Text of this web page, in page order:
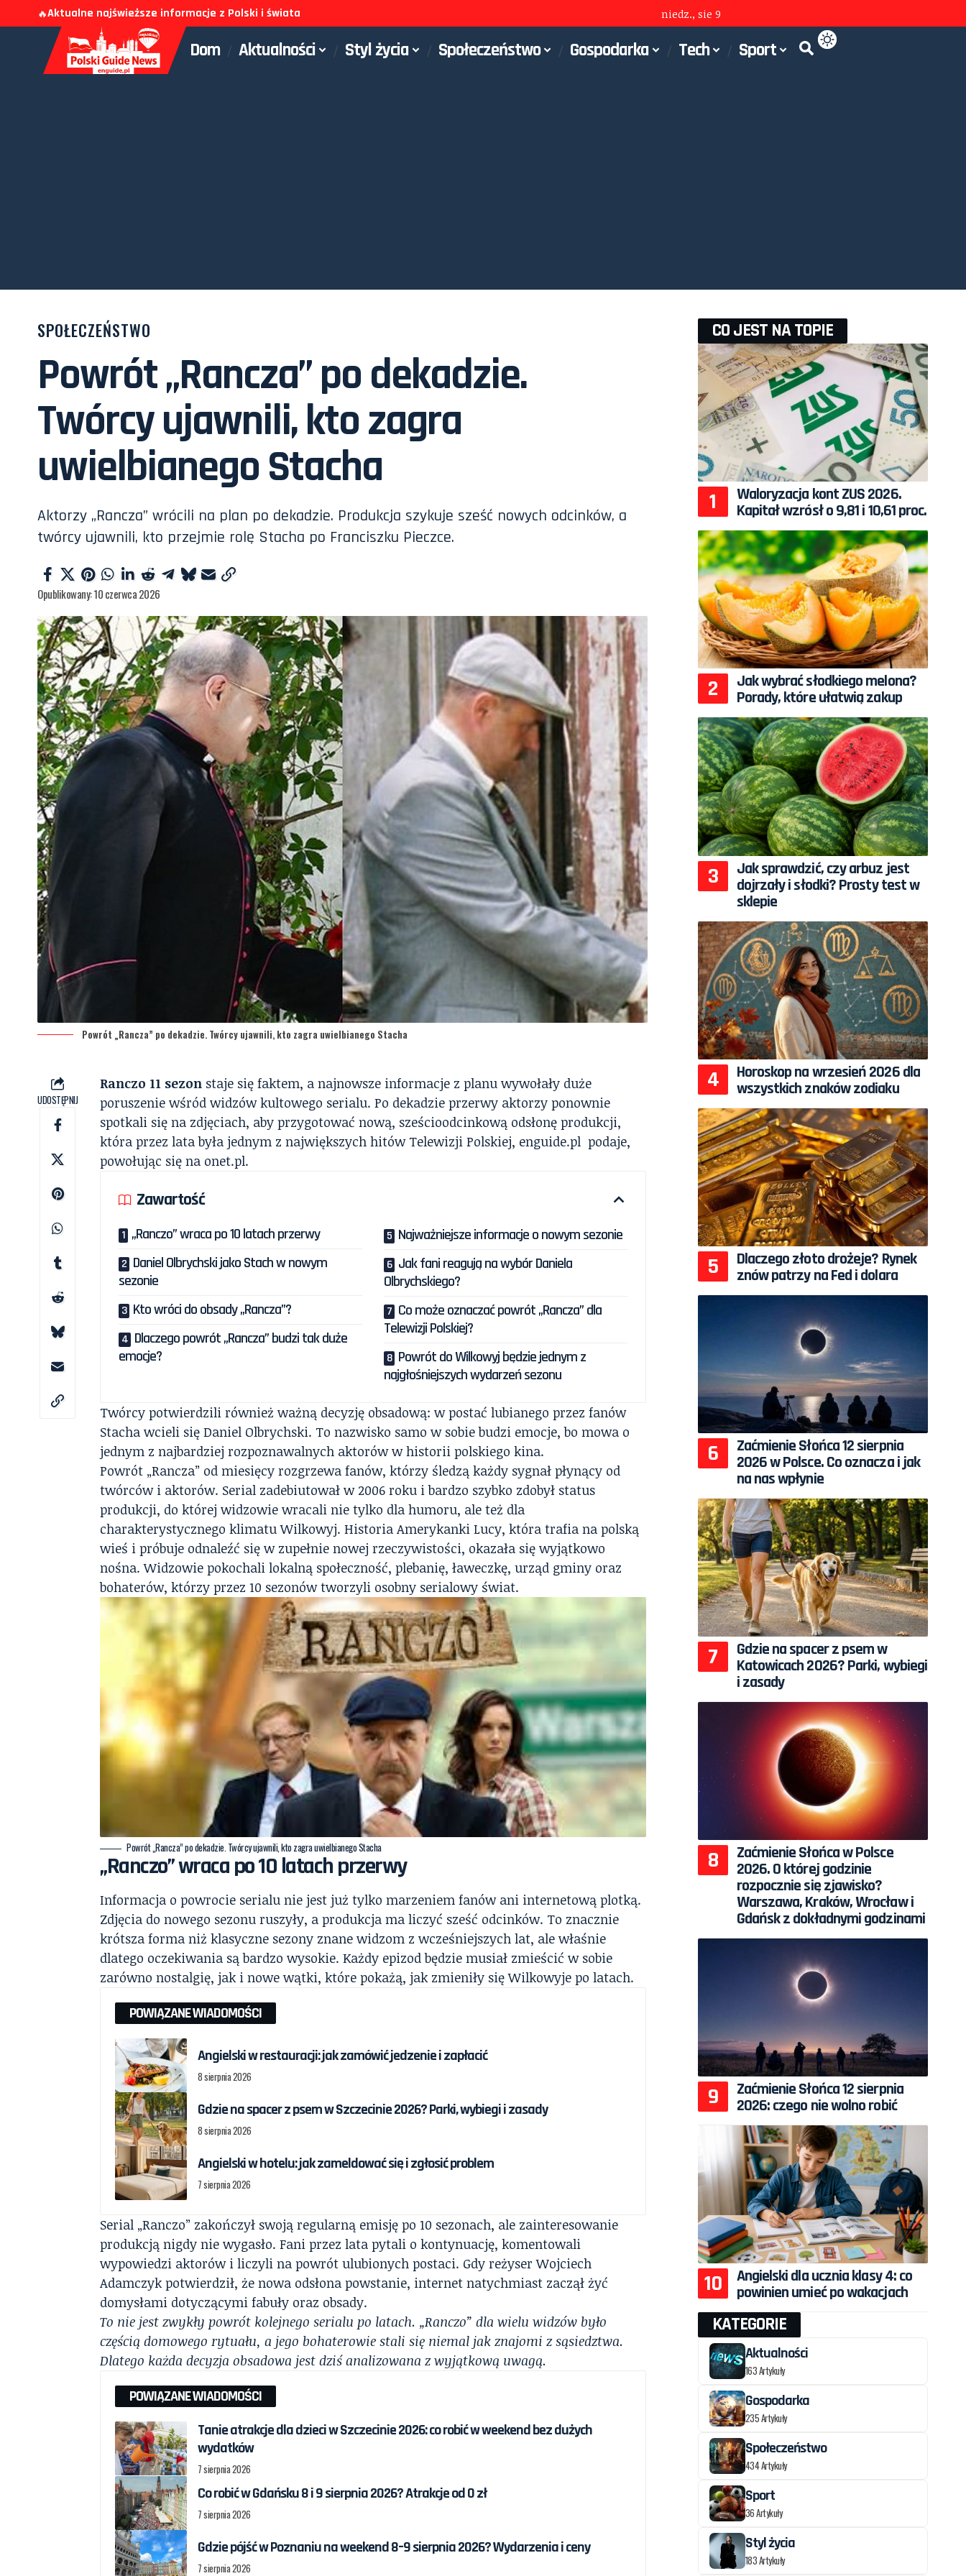
🔥Aktualne najświeższe informacje z Polski i świata niedz., sie 9
Dom Aktualności Styl życia Społeczeństwo Gospodarka Tech Sport
SPOŁECZEŃSTWO
Powrót „Rancza” po dekadzie.
Twórcy ujawnili, kto zagra
uwielbianego Stacha
Aktorzy „Rancza” wrócili na plan po dekadzie. Produkcja szykuje sześć nowych odcinków, a
twórcy ujawnili, kto przejmie rolę Stacha po Franciszku Pieczce.
Opublikowany: 10 czerwca 2026
Powrót „Rancza” po dekadzie. Twórcy ujawnili, kto zagra uwielbianego Stacha
UDOSTĘPNIJ
Ranczo 11 sezon staje się faktem, a najnowsze informacje z planu wywołały duże
poruszenie wśród widzów kultowego serialu. Po dekadzie przerwy aktorzy ponownie
spotkali się na zdjęciach, aby przygotować nową, sześcioodcinkową odsłonę produkcji,
która przez lata była jednym z największych hitów Telewizji Polskiej, enguide.pl podaje,
powołując się na onet.pl.
Zawartość
„Ranczo” wraca po 10 latach przerwy
Daniel Olbrychski jako Stach w nowym
sezonie
Kto wróci do obsady „Rancza”?
Dlaczego powrót „Rancza” budzi tak duże
emocje?
Najważniejsze informacje o nowym sezonie
Jak fani reagują na wybór Daniela
Olbrychskiego?
Co może oznaczać powrót „Rancza” dla
Telewizji Polskiej?
Powrót do Wilkowyj będzie jednym z
najgłośniejszych wydarzeń sezonu
Twórcy potwierdzili również ważną decyzję obsadową: w postać lubianego przez fanów
Stacha wcieli się Daniel Olbrychski. To nazwisko samo w sobie budzi emocje, bo mowa o
jednym z najbardziej rozpoznawalnych aktorów w historii polskiego kina.
Powrót „Rancza” od miesięcy rozgrzewa fanów, którzy śledzą każdy sygnał płynący od
twórców i aktorów. Serial zadebiutował w 2006 roku i bardzo szybko zdobył status
produkcji, do której widzowie wracali nie tylko dla humoru, ale też dla
charakterystycznego klimatu Wilkowyj. Historia Amerykanki Lucy, która trafia na polską
wieś i próbuje odnaleźć się w zupełnie nowej rzeczywistości, okazała się wyjątkowo
nośna. Widzowie pokochali lokalną społeczność, plebanię, ławeczkę, urząd gminy oraz
bohaterów, którzy przez 10 sezonów tworzyli osobny serialowy świat.
Powrót „Rancza” po dekadzie. Twórcy ujawnili, kto zagra uwielbianego Stacha
„Ranczo” wraca po 10 latach przerwy
Informacja o powrocie serialu nie jest już tylko marzeniem fanów ani internetową plotką.
Zdjęcia do nowego sezonu ruszyły, a produkcja ma liczyć sześć odcinków. To znacznie
krótsza forma niż klasyczne sezony znane widzom z wcześniejszych lat, ale właśnie
dlatego oczekiwania są bardzo wysokie. Każdy epizod będzie musiał zmieścić w sobie
zarówno nostalgię, jak i nowe wątki, które pokażą, jak zmieniły się Wilkowyje po latach.
POWIĄZANE WIADOMOŚCI
Angielski w restauracji: jak zamówić jedzenie i zapłacić
8 sierpnia 2026
Gdzie na spacer z psem w Szczecinie 2026? Parki, wybiegi i zasady
8 sierpnia 2026
Angielski w hotelu: jak zameldować się i zgłosić problem
7 sierpnia 2026
Serial „Ranczo” zakończył swoją regularną emisję po 10 sezonach, ale zainteresowanie
produkcją nigdy nie wygasło. Fani przez lata pytali o kontynuację, komentowali
wypowiedzi aktorów i liczyli na powrót ulubionych postaci. Gdy reżyser Wojciech
Adamczyk potwierdził, że nowa odsłona powstanie, internet natychmiast zaczął żyć
domysłami dotyczącymi fabuły oraz obsady.
To nie jest zwykły powrót kolejnego serialu po latach. „Ranczo” dla wielu widzów było
częścią domowego rytuału, a jego bohaterowie stali się niemal jak znajomi z sąsiedztwa.
Dlatego każda decyzja obsadowa jest dziś analizowana z wyjątkową uwagą.
POWIĄZANE WIADOMOŚCI
Tanie atrakcje dla dzieci w Szczecinie 2026: co robić w weekend bez dużych
wydatków
7 sierpnia 2026
Co robić w Gdańsku 8 i 9 sierpnia 2026? Atrakcje od 0 zł
7 sierpnia 2026
Gdzie pójść w Poznaniu na weekend 8–9 sierpnia 2026? Wydarzenia i ceny
7 sierpnia 2026
CO JEST NA TOPIE
Waloryzacja kont ZUS 2026.
Kapitał wzrósł o 9,81 i 10,61 proc.
Jak wybrać słodkiego melona?
Porady, które ułatwią zakup
Jak sprawdzić, czy arbuz jest
dojrzały i słodki? Prosty test w
sklepie
Horoskop na wrzesień 2026 dla
wszystkich znaków zodiaku
Dlaczego złoto drożeje? Rynek
znów patrzy na Fed i dolara
Zaćmienie Słońca 12 sierpnia
2026 w Polsce. Co oznacza i jak
na nas wpłynie
Gdzie na spacer z psem w
Katowicach 2026? Parki, wybiegi
i zasady
Zaćmienie Słońca w Polsce
2026. O której godzinie
rozpocznie się zjawisko?
Warszawa, Kraków, Wrocław i
Gdańsk z dokładnymi godzinami
Zaćmienie Słońca 12 sierpnia
2026: czego nie wolno robić
Angielski dla ucznia klasy 4: co
powinien umieć po wakacjach
KATEGORIE
Aktualności
163 Artykuły
Gospodarka
235 Artykuły
Społeczeństwo
434 Artykuły
Sport
36 Artykuły
Styl życia
183 Artykuły